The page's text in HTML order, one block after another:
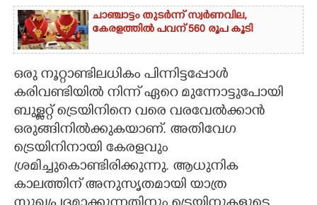
ചാഞ്ചാട്ടം തുടർന്ന് സ്വർണവില,
കേരളത്തിൽ പവന് 560 രൂപ കൂടി
ഒരു നൂറ്റാണ്ടിലധികം പിന്നിട്ടപ്പോൾ
കരിവണ്ടിയിൽ നിന്ന് ഏറെ മുന്നോട്ടുപോയി
ബുള്ളറ്റ് ട്രെയിനിനെ വരെ വരവേൽക്കാൻ
ഒരുങ്ങിനിൽക്കുകയാണ്. അതിവേഗ
ട്രെയിനിനായി കേരളവും
ശ്രമിച്ചുകൊണ്ടിരിക്കുന്നു. ആധുനിക
കാലത്തിന് അനുസൃതമായി യാത്ര